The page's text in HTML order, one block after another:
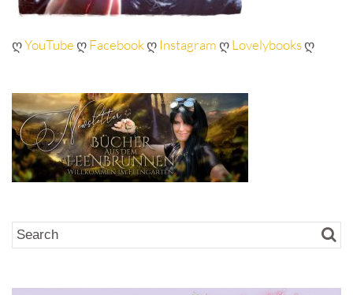
ღYouTubeღFacebookღ InstagramღLovelybooksღ